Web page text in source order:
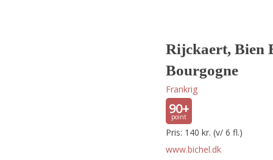
Rijckaert, Bien
Bourgogne
Frankrig
90+
Pris: 140 kr. (v/ 6 fl.)
www.bichel.dk